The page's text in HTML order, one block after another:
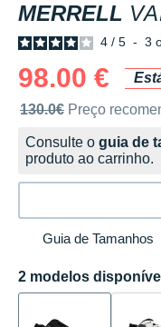
MERRELL
4 / 5 - 3
98.00 €
Preço de venda
130.0€ Preço
Consulte o guia de
produto ao carrinho.
Guia de Tamanhos
2 modelos